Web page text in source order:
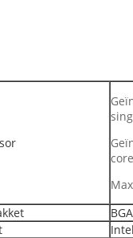
BGA